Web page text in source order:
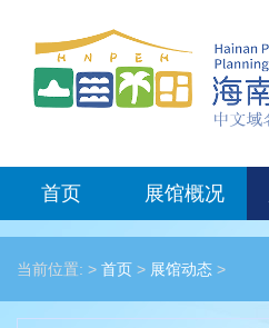
首页 展馆概况
当前位置: > 首页 > 展馆动态 >